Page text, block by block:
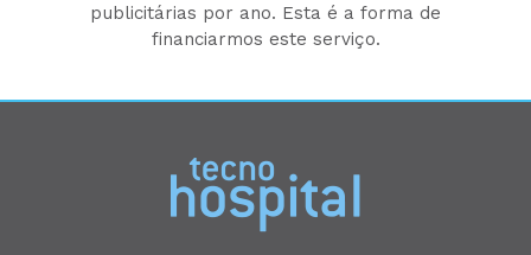
publicitárias por ano. Esta é a forma de
financiarmos este serviço.